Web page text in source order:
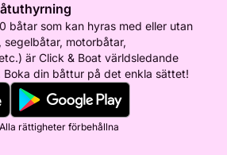
båtar som kan hyras med eller utan
motorbåtar,
är Click & Boat världsledande
Boka din båttur på det enkla sättet!
rättigheter förbehållna